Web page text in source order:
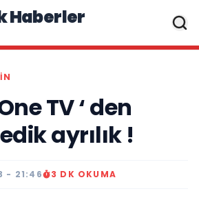
Haberler
TV ‘ den
ayrılık !
- 21:46 3 DK OKUMA